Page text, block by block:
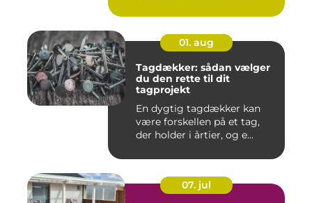
01. aug
Tagdækker: sådan vælger
du den rette til dit
tagprojekt
En dygtig tagdækker kan
være forskellen på et tag,
der holder i årtier, og e...
07. jul